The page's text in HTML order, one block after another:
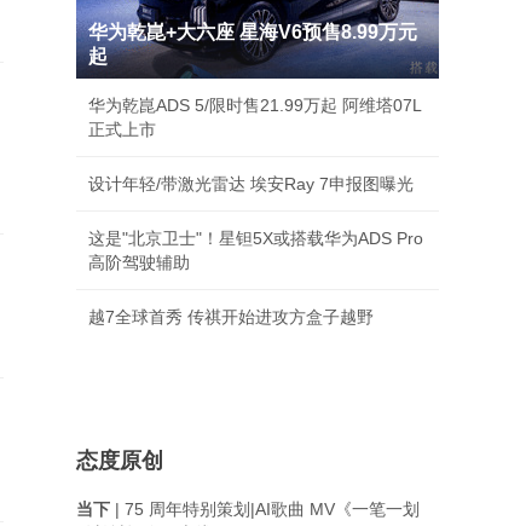
华为乾崑+大六座 星海V6预售8.99万元
起
华为乾崑ADS 5/限时售21.99万起 阿维塔07L
正式上市
设计年轻/带激光雷达 埃安Ray 7申报图曝光
这是"北京卫士"！星钽5X或搭载华为ADS Pro
高阶驾驶辅助
越7全球首秀 传祺开始进攻方盒子越野
态度原创
当下 | 75 周年特别策划|AI歌曲 MV《一笔一划